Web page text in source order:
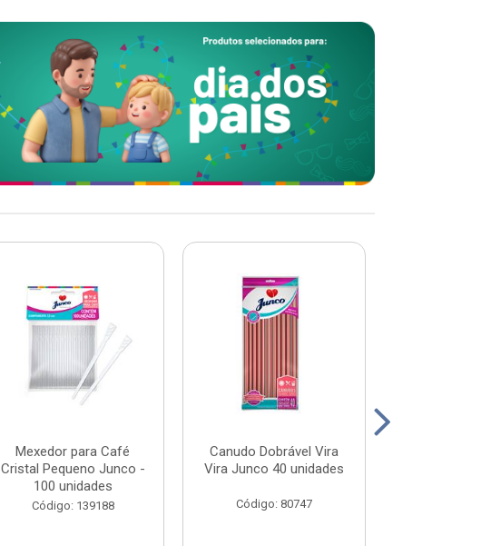
Mexedor para Café
Cristal Pequeno Junco -
100 unidades
Código: 139188
Canudo Dobrável Vira
Vira Junco 40 unidades
Código: 80747